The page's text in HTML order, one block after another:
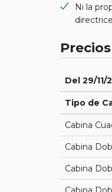
Ni la
Precios
Del 29/11/
Tipo de
Cabina
Cabina
Cabina